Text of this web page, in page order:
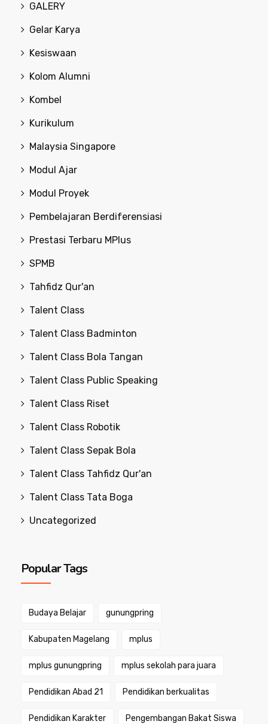
GALERY
Gelar Karya
Kesiswaan
Kolom Alumni
Kombel
Kurikulum
Malaysia Singapore
Modul Ajar
Modul Proyek
Pembelajaran Berdiferensiasi
Prestasi Terbaru MPlus
SPMB
Tahfidz Qur'an
Talent Class
Talent Class Badminton
Talent Class Bola Tangan
Talent Class Public Speaking
Talent Class Riset
Talent Class Robotik
Talent Class Sepak Bola
Talent Class Tahfidz Qur'an
Talent Class Tata Boga
Uncategorized
Popular Tags
Budaya Belajar gunungpring
Kabupaten Magelang mplus
mplus gunungpring mplus sekolah para juara
Pendidikan Abad 21 Pendidikan berkualitas
Pendidikan Karakter Pengembangan Bakat Siswa